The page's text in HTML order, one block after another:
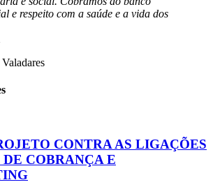
e respeito com a saúde e a vida dos
CONTRA AS LIGAÇÕES
COBRANÇA E